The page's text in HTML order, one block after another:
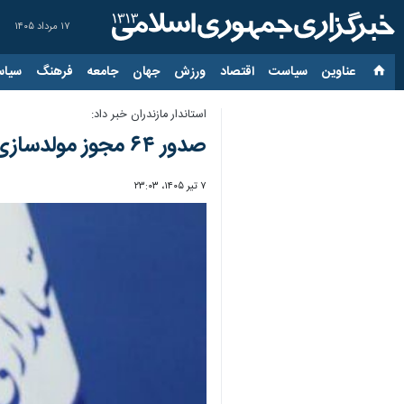
۱۷ مرداد ۱۴۰۵
عناوین‌ سیاست اقتصاد ورزش جهان جامعه فرهنگ
استاندار مازندران خبر داد:
صدور ۶۴ مجوز مولدسازی دارایی‌های دولت در مازندران/ ۸۱ ملک مازاد در استان شناسایی شد
۷ تیر ۱۴۰۵، ۲۳:۰۳